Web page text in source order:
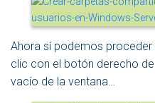
Ahora sí podemos
clic con el botón derecho
vacío de la ventana…